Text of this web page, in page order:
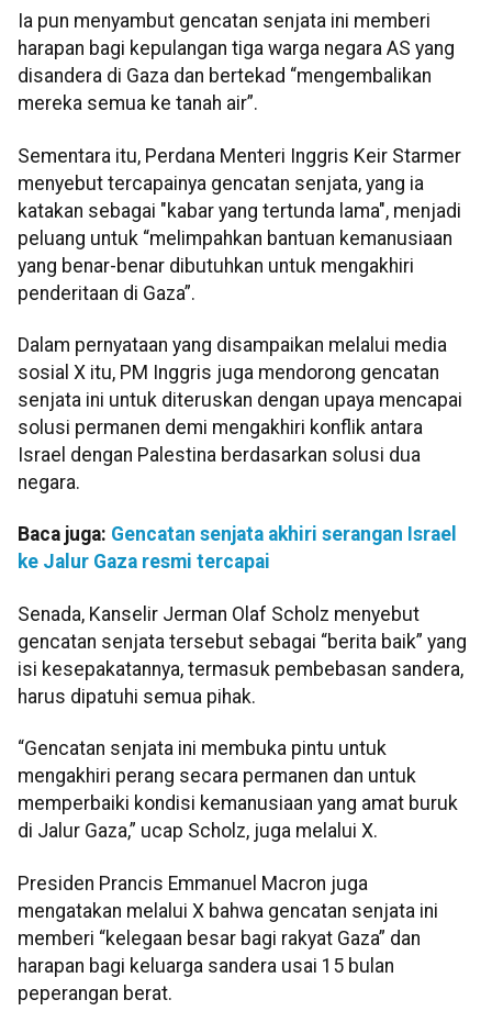
Ia pun menyambut gencatan senjata ini memberi
harapan bagi kepulangan tiga warga negara AS yang
disandera di Gaza dan bertekad “mengembalikan
mereka semua ke tanah air”.
Sementara itu, Perdana Menteri Inggris Keir Starmer
menyebut tercapainya gencatan senjata, yang ia
katakan sebagai "kabar yang tertunda lama", menjadi
peluang untuk “melimpahkan bantuan kemanusiaan
yang benar-benar dibutuhkan untuk mengakhiri
penderitaan di Gaza”.
Dalam pernyataan yang disampaikan melalui media
sosial X itu, PM Inggris juga mendorong gencatan
senjata ini untuk diteruskan dengan upaya mencapai
solusi permanen demi mengakhiri konflik antara
Israel dengan Palestina berdasarkan solusi dua
negara.
Baca juga: Gencatan senjata akhiri serangan Israel
ke Jalur Gaza resmi tercapai
Senada, Kanselir Jerman Olaf Scholz menyebut
gencatan senjata tersebut sebagai “berita baik” yang
isi kesepakatannya, termasuk pembebasan sandera,
harus dipatuhi semua pihak.
“Gencatan senjata ini membuka pintu untuk
mengakhiri perang secara permanen dan untuk
memperbaiki kondisi kemanusiaan yang amat buruk
di Jalur Gaza,” ucap Scholz, juga melalui X.
Presiden Prancis Emmanuel Macron juga
mengatakan melalui X bahwa gencatan senjata ini
memberi “kelegaan besar bagi rakyat Gaza” dan
harapan bagi keluarga sandera usai 15 bulan
peperangan berat.